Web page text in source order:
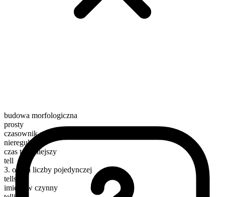
budowa morfologiczna
prosty
czasownik czynnościowy
nieregularny
czas teraźniejszy
tell
3. osoba liczby pojedynczej
tells
imiesłów czynny